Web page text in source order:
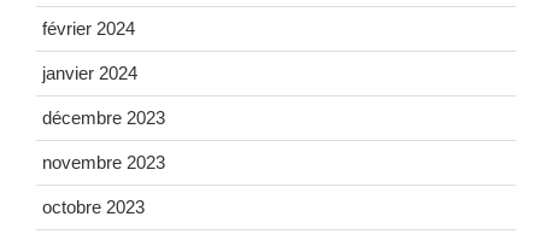
février 2024
janvier 2024
décembre 2023
novembre 2023
octobre 2023